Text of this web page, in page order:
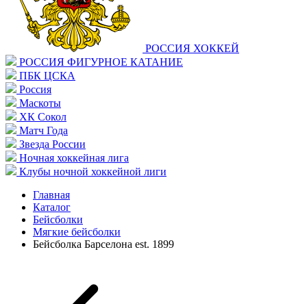
РОССИЯ ХОККЕЙ
РОССИЯ ФИГУРНОЕ КАТАНИЕ
ПБК ЦСКА
Россия
Маскоты
ХК Сокол
Матч Года
Звезда России
Ночная хоккейная лига
Клубы ночной хоккейной лиги
Главная
Каталог
Бейсболки
Мягкие бейсболки
Бейсболка Барселона est. 1899